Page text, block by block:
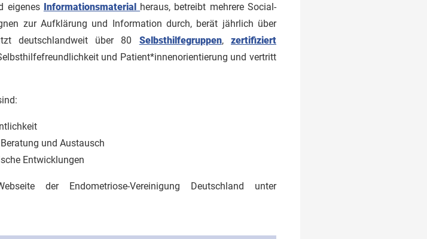
eigenes Informationsmaterial heraus, betreibt mehrere Social-
zur Aufklärung und Information durch, berät jährlich über
deutschlandweit über 80 Selbsthilfegruppen,zertifiziert
und Patient*innenorientierung und vertritt
und Austausch
Entwicklungen
der Endometriose-Vereinigung Deutschland unter